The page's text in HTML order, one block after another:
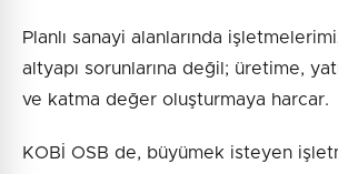
Planlı sanayi alanlarında
altyapı sorunlarına değil; üretime,
ve katma değer oluşturmaya harcar.
KOBİ OSB de, büyümek isteyen